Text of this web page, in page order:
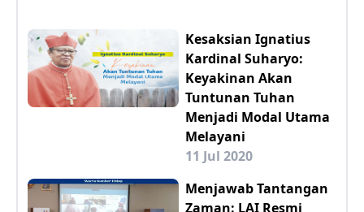
Kesaksian Ignatius
Kardinal Suharyo:
Keyakinan Akan
Tuntunan Tuhan
Menjadi Modal Utama
Melayani
11 Jul 2020
Menjawab Tantangan
Zaman: LAI Resmi